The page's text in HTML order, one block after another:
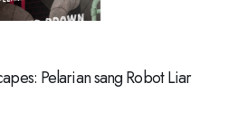
Pelarian sang Robot Liar